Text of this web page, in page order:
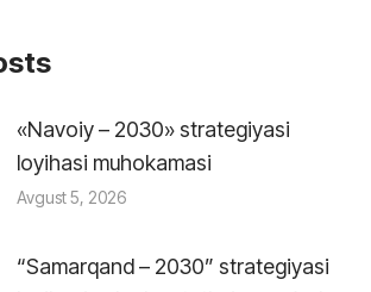
«Navoiy – 2030» strategiyasi
loyihasi muhokamasi
Avgust 5, 2026
“Samarqand – 2030” strategiyasi